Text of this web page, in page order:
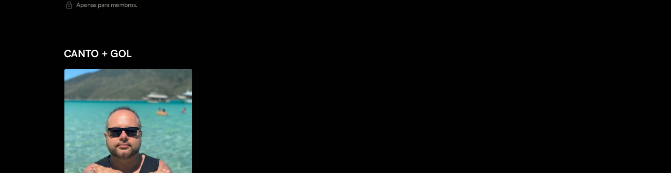
Apenas para membros.
CANTO + GOL